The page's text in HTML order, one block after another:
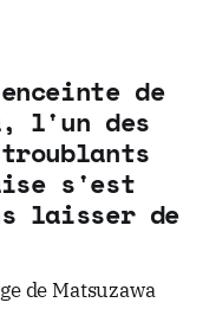
de
l'un des
s'est
laisser de
de Matsuzawa